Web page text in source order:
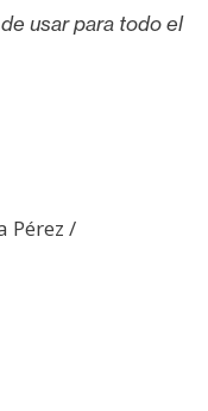
usar para todo el
Pérez /